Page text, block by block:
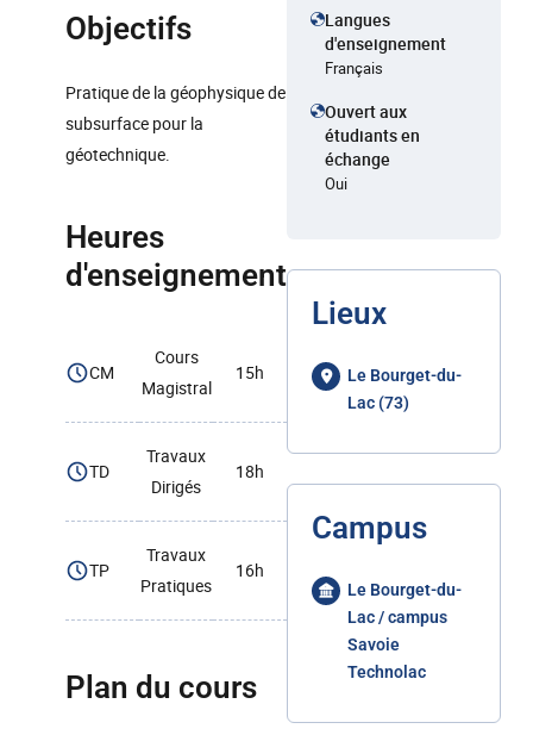
Objectifs
Pratique de la géophysique de
subsurface pour la
géotechnique.
Heures
d'enseignement
CM
Cours
Magistral
15h
TD
Travaux
Dirigés
18h
TP
Travaux
Pratiques
16h
Plan du cours
Langues
d'enseignement
Français
Ouvert aux
étudiants en
échange
Oui
Lieux
Le Bourget-du-
Lac (73)
Campus
Le Bourget-du-
Lac / campus
Savoie
Technolac